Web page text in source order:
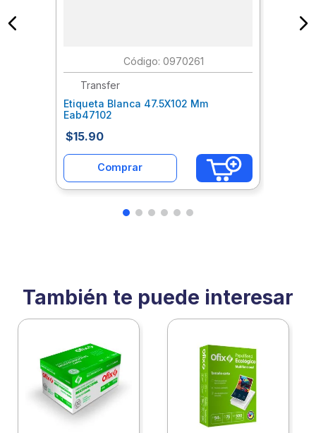
: 0970261
Transfer
Etiqueta Blanca 47.5X102 Mm
Eab47102
$15.90
Comprar
También te puede interesar